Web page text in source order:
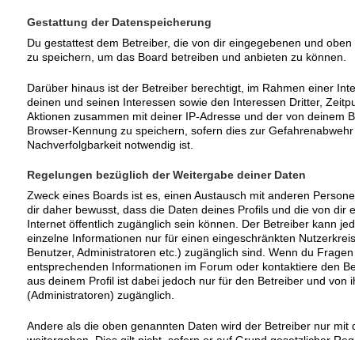
Gestattung der Datenspeicherung
Du gestattest dem Betreiber, die von dir eingegebenen und
zu speichern, um das Board betreiben und anbieten zu können.
Darüber hinaus ist der Betreiber berechtigt, im Rahmen einer
deinen und seinen Interessen sowie den Interessen Dritter,
Aktionen zusammen mit deiner IP-Adresse und der von deinem
Browser-Kennung zu speichern, sofern dies zur
Nachverfolgbarkeit notwendig ist.
Regelungen bezüglich der Weitergabe deiner Daten
Zweck eines Boards ist es, einen Austausch mit anderen
dir daher bewusst, dass die Daten deines Profils und die von dir
Internet öffentlich zugänglich sein können. Der Betreiber kann
einzelne Informationen nur für einen eingeschränkten
Benutzer, Administratoren etc.) zugänglich sind. Wenn du
entsprechenden Informationen im Forum oder kontaktiere den
aus deinem Profil ist dabei jedoch nur für den Betreiber und von
(Administratoren) zugänglich.
Andere als die oben genannten Daten wird der Betreiber nur mit